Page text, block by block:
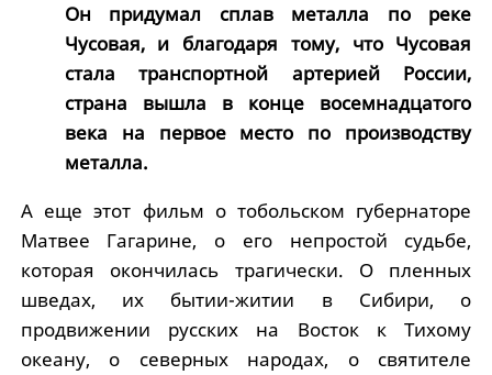
Он придумал сплав металла по реке
Чусовая, и благодаря тому, что Чусовая
стала транспортной артерией России,
страна вышла в конце восемнадцатого
века на первое место по производству
металла.
А еще этот фильм о тобольском губернаторе
Матвее Гагарине, о его непростой судьбе,
которая окончилась трагически. О пленных
шведах, их бытии-житии в Сибири, о
продвижении русских на Восток к Тихому
океану, о северных народах, о святителе